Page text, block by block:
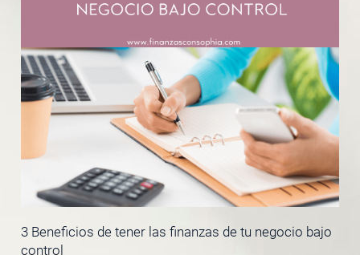
3 Beneficios de tener las finanzas de tu negocio bajo
control